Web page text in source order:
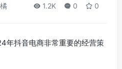
1.2K 0 0
年抖音电商非常重要的经营策